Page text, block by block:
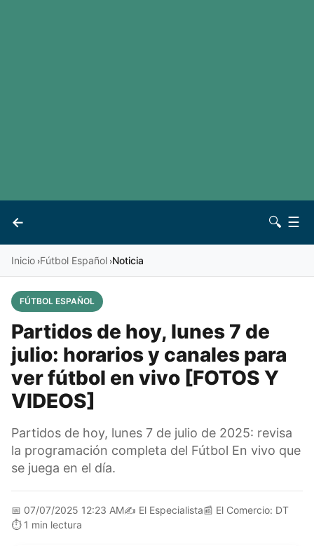
←
Vives 🔍 ☰
Inicio ›Fútbol Español ›Noticia
FÚTBOL ESPAÑOL
Partidos de hoy, lunes 7 de
julio: horarios y canales para
ver fútbol en vivo [FOTOS Y
VIDEOS]
Partidos de hoy, lunes 7 de julio de 2025: revisa
la programación completa del Fútbol En vivo que
se juega en el día.
📅 07/07/2025 12:23 AM✍️ El Especialista📰 El Comercio: DT
⏱️ 1 min lectura